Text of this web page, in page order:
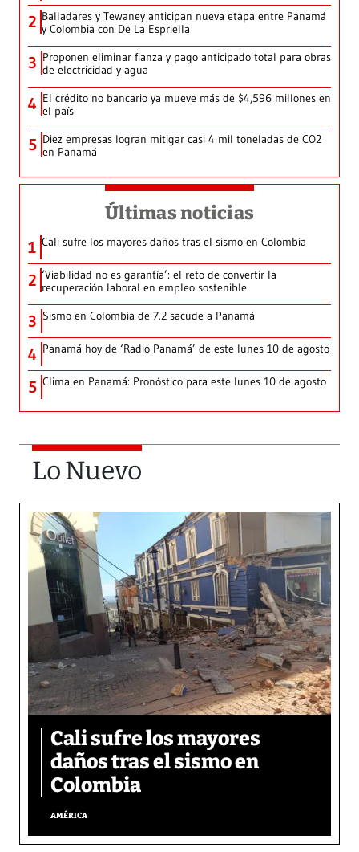
2 Balladares y Tewaney anticipan nueva etapa entre Panamá
y Colombia con De La Espriella
3 Proponen eliminar fianza y pago anticipado total para obras
de electricidad y agua
4 El crédito no bancario ya mueve más de $4,596 millones en
el país
5 Diez empresas logran mitigar casi 4 mil toneladas de CO2
en Panamá
Últimas noticias
1 Cali sufre los mayores daños tras el sismo en Colombia
2 ‘Viabilidad no es garantía’: el reto de convertir la
recuperación laboral en empleo sostenible
3 Sismo en Colombia de 7.2 sacude a Panamá
4 Panamá hoy de ‘Radio Panamá’ de este lunes 10 de agosto
5 Clima en Panamá: Pronóstico para este lunes 10 de agosto
Lo Nuevo
Cali sufre los mayores
daños tras el sismo en
Colombia
AMÉRICA